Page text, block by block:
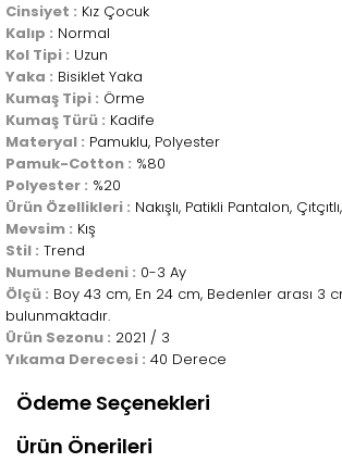
Cinsiyet : Kız Çocuk
Kalıp : Normal
Kol Tipi : Uzun
Yaka : Bisiklet Yaka
Kumaş Tipi : Örme
Kumaş Türü : Kadife
Materyal : Pamuklu, Polyester
Pamuk-Cotton : %80
Polyester : %20
Ürün Özellikleri : Nakışlı, Patikli Pantalon,
Mevsim : Kış
Stil : Trend
Numune Bedeni : 0-3 Ay
Ölçü : Boy 43 cm, En 24 cm, Bedenler arası 3
bulunmaktadır.
Ürün Sezonu : 2021 / 3
Yıkama Derecesi : 40 Derece
Ödeme Seçenekleri
Ürün Önerileri